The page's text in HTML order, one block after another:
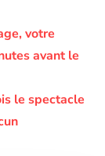
votre
avant le
le spectacle